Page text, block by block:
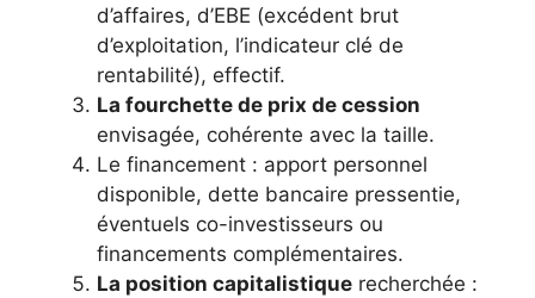
d’affaires, d’EBE (excédent brut
d’exploitation, l’indicateur clé de
rentabilité), effectif.
La fourchette de prix de cession
envisagée, cohérente avec la taille.
Le financement : apport personnel
disponible, dette bancaire pressentie,
éventuels co-investisseurs ou
financements complémentaires.
La position capitalistique recherchée :